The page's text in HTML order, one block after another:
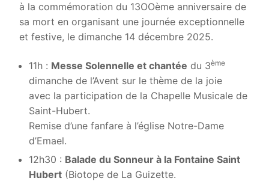
à la commémoration du 13OOème anniversaire de
sa mort en organisant une journée exceptionnelle
et festive, le dimanche 14 décembre 2025.
11h : Messe Solennelle et chantée du 3ème
dimanche de l’Avent sur le thème de la joie
avec la participation de la Chapelle Musicale de
Saint-Hubert.
Remise d’une fanfare à l’église Notre-Dame
d’Emael.
12h30 : Balade du Sonneur à la Fontaine Saint
Hubert (Biotope de La Guizette.